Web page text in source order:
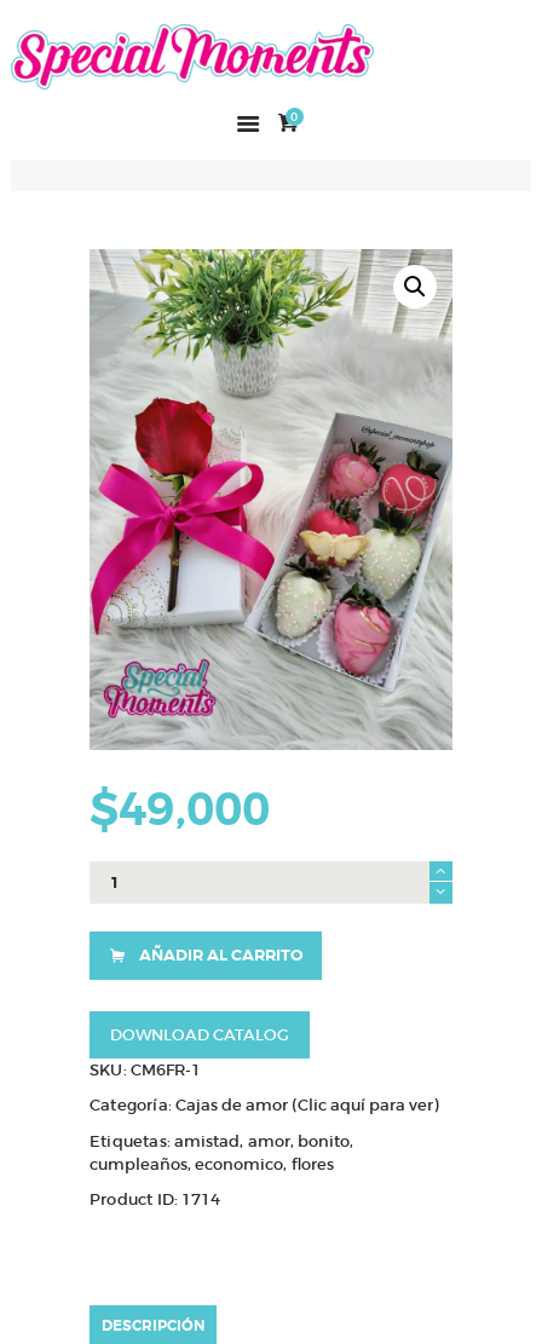
0
SPECIAL MOMENTS
El amor hecho arte
CURSOS
CONTACTO
$49,000
Caja
AÑADIR AL CARRITO
DOWNLOAD CATALOG
SKU: CM6FR-1
Categoría:Cajas de amor (Clic aquí para ver)
Etiquetas:amistad, amor, bonito,
cumpleaños,economico, flores
Product ID: 1714
DESCRIPCIÓN